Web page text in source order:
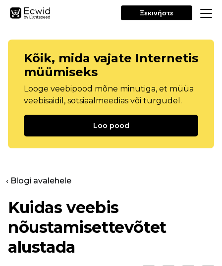
Ξεκινήστε
Kõik, mida vajate Internetis
müümiseks
Looge veebipood mõne minutiga, et müüa
veebisaidil, sotsiaalmeedias või turgudel.
Loo pood
‹ Blogi avalehele
Kuidas veebis
nõustamisettevõtet
alustada